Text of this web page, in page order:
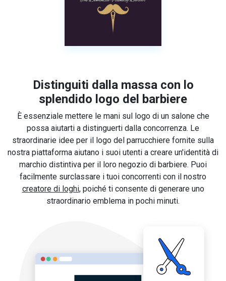
Distinguiti dalla massa con lo
splendido logo del barbiere
È essenziale mettere le mani sul logo di un salone che
possa aiutarti a distinguerti dalla concorrenza. Le
straordinarie idee per il logo del parrucchiere fornite sulla
nostra piattaforma aiutano i suoi utenti a creare un'identità di
marchio distintiva per il loro negozio di barbiere. Puoi
facilmente surclassare i tuoi concorrenti con il nostro
creatore di loghi, poiché ti consente di generare uno
straordinario emblema in pochi minuti.